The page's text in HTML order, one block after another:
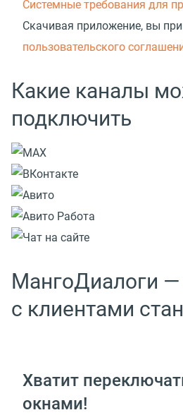
Системные требования для
Скачивая приложение, вы
пользовательского
Какие каналы
подключить
МангоДиалоги
с клиентами
Хватит
окнами!